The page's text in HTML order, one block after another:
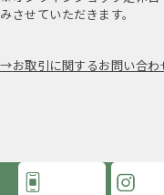
みさせていただきます。
お取引に関するお問い合わ